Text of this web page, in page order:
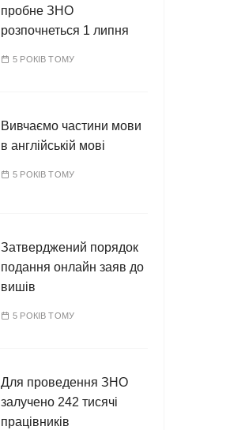
пробне ЗНО
розпочнеться 1 липня
5 РОКІВ ТОМУ
Вивчаємо частини мови
в англійській мові
5 РОКІВ ТОМУ
Затверджений порядок
подання онлайн заяв до
вишів
5 РОКІВ ТОМУ
Для проведення ЗНО
залучено 242 тисячі
працівників